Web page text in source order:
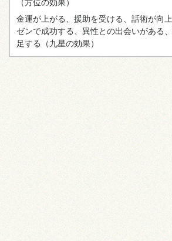
（方位の効果）
金運が上がる、援助を受ける、話術が向
ゼンで成功する、異性との出会いがある
足する （九星の効果）